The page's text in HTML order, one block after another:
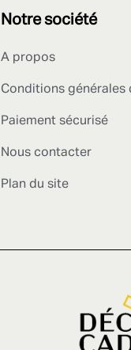
Notre société
A propos
Conditions générales
Paiement sécurisé
Nous contacter
Plan du site